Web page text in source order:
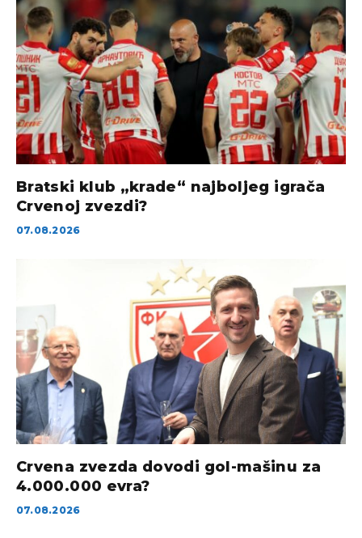
Bratski klub „krade“ najboljeg igrača
Crvenoj zvezdi?
07.08.2026
Crvena zvezda dovodi gol-mašinu za
4.000.000 evra?
07.08.2026